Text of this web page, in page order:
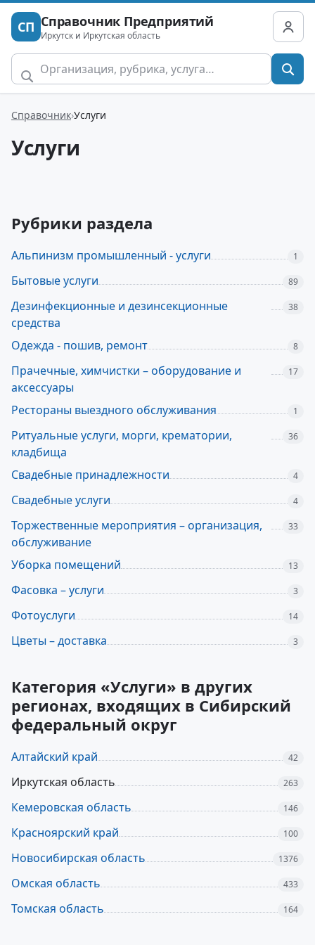
СП Справочник Предприятий
Иркутск и Иркутская область
Справочник Услуги
Услуги
Рубрики раздела
Альпинизм промышленный - услуги 1
Бытовые услуги 89
Дезинфекционные и дезинсекционные
средства
38
Одежда - пошив, ремонт 8
Прачечные, химчистки – оборудование и
аксессуары
17
Рестораны выездного обслуживания 1
Ритуальные услуги, морги, крематории,
кладбища
36
Свадебные принадлежности 4
Свадебные услуги 4
Торжественные мероприятия – организация,
обслуживание
33
Уборка помещений 13
Фасовка – услуги 3
Фотоуслуги 14
Цветы – доставка 3
Категория «Услуги» в других
регионах, входящих в Сибирский
федеральный округ
Алтайский край 42
Иркутская область 263
Кемеровская область 146
Красноярский край 100
Новосибирская область 1376
Омская область 433
Томская область 164